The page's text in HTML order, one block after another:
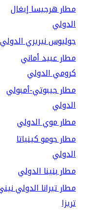
مطار هرجيسا إيغال
الدولي
جوليوس نيريري الدولي
مطار عبيد أماني
كرومي الدولي
مطار جيبوتي-أمبولي
الدولي
مطار موي الدولي
مطار جومو كينياتا
الدولي
مطار بنينا الدولي
مطار تيرانا الدولي
تريزا